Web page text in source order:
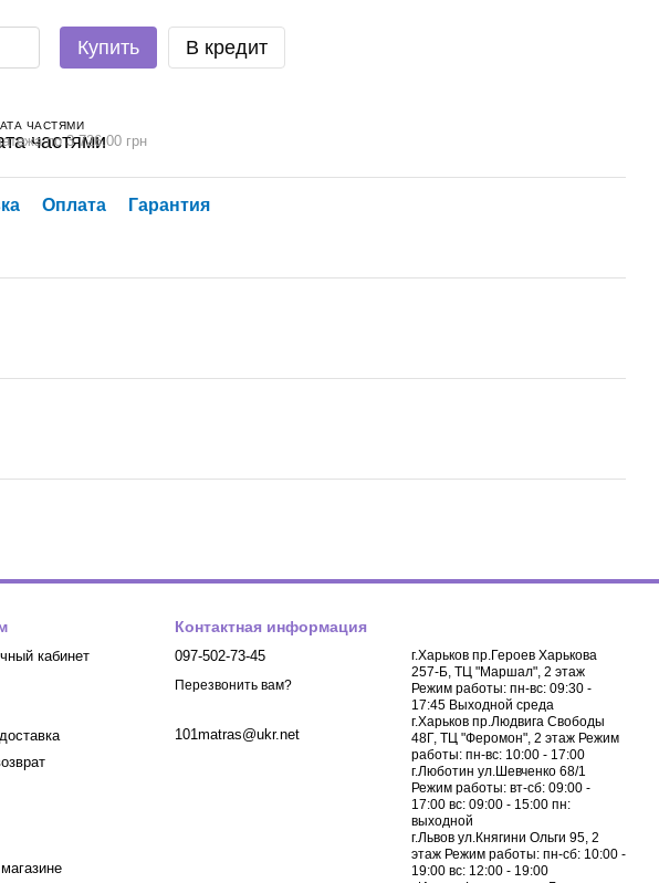
Купить В кредит
ЧАСТЯМИ
по 3 726.00 грн
Оплата Гарантия
кабинет
Контактная информация
097-502-73-45
Перезвонить вам?
101matras@ukr.net
г.Харьков пр.Героев Харькова
257-Б, ТЦ "Маршал", 2 этаж
Режим работы: пн-вс: 09:30 -
17:45 Выходной среда
г.Харьков пр.Людвига Свободы
48Г, ТЦ "Феромон", 2 этаж Режим
работы: пн-вс: 10:00 - 17:00
г.Люботин ул.Шевченко 68/1
Режим работы: вт-сб: 09:00 -
17:00 вс: 09:00 - 15:00 пн:
выходной
г.Львов ул.Княгини Ольги 95, 2
этаж Режим работы: пн-сб: 10:00 -
19:00 вс: 12:00 - 19:00